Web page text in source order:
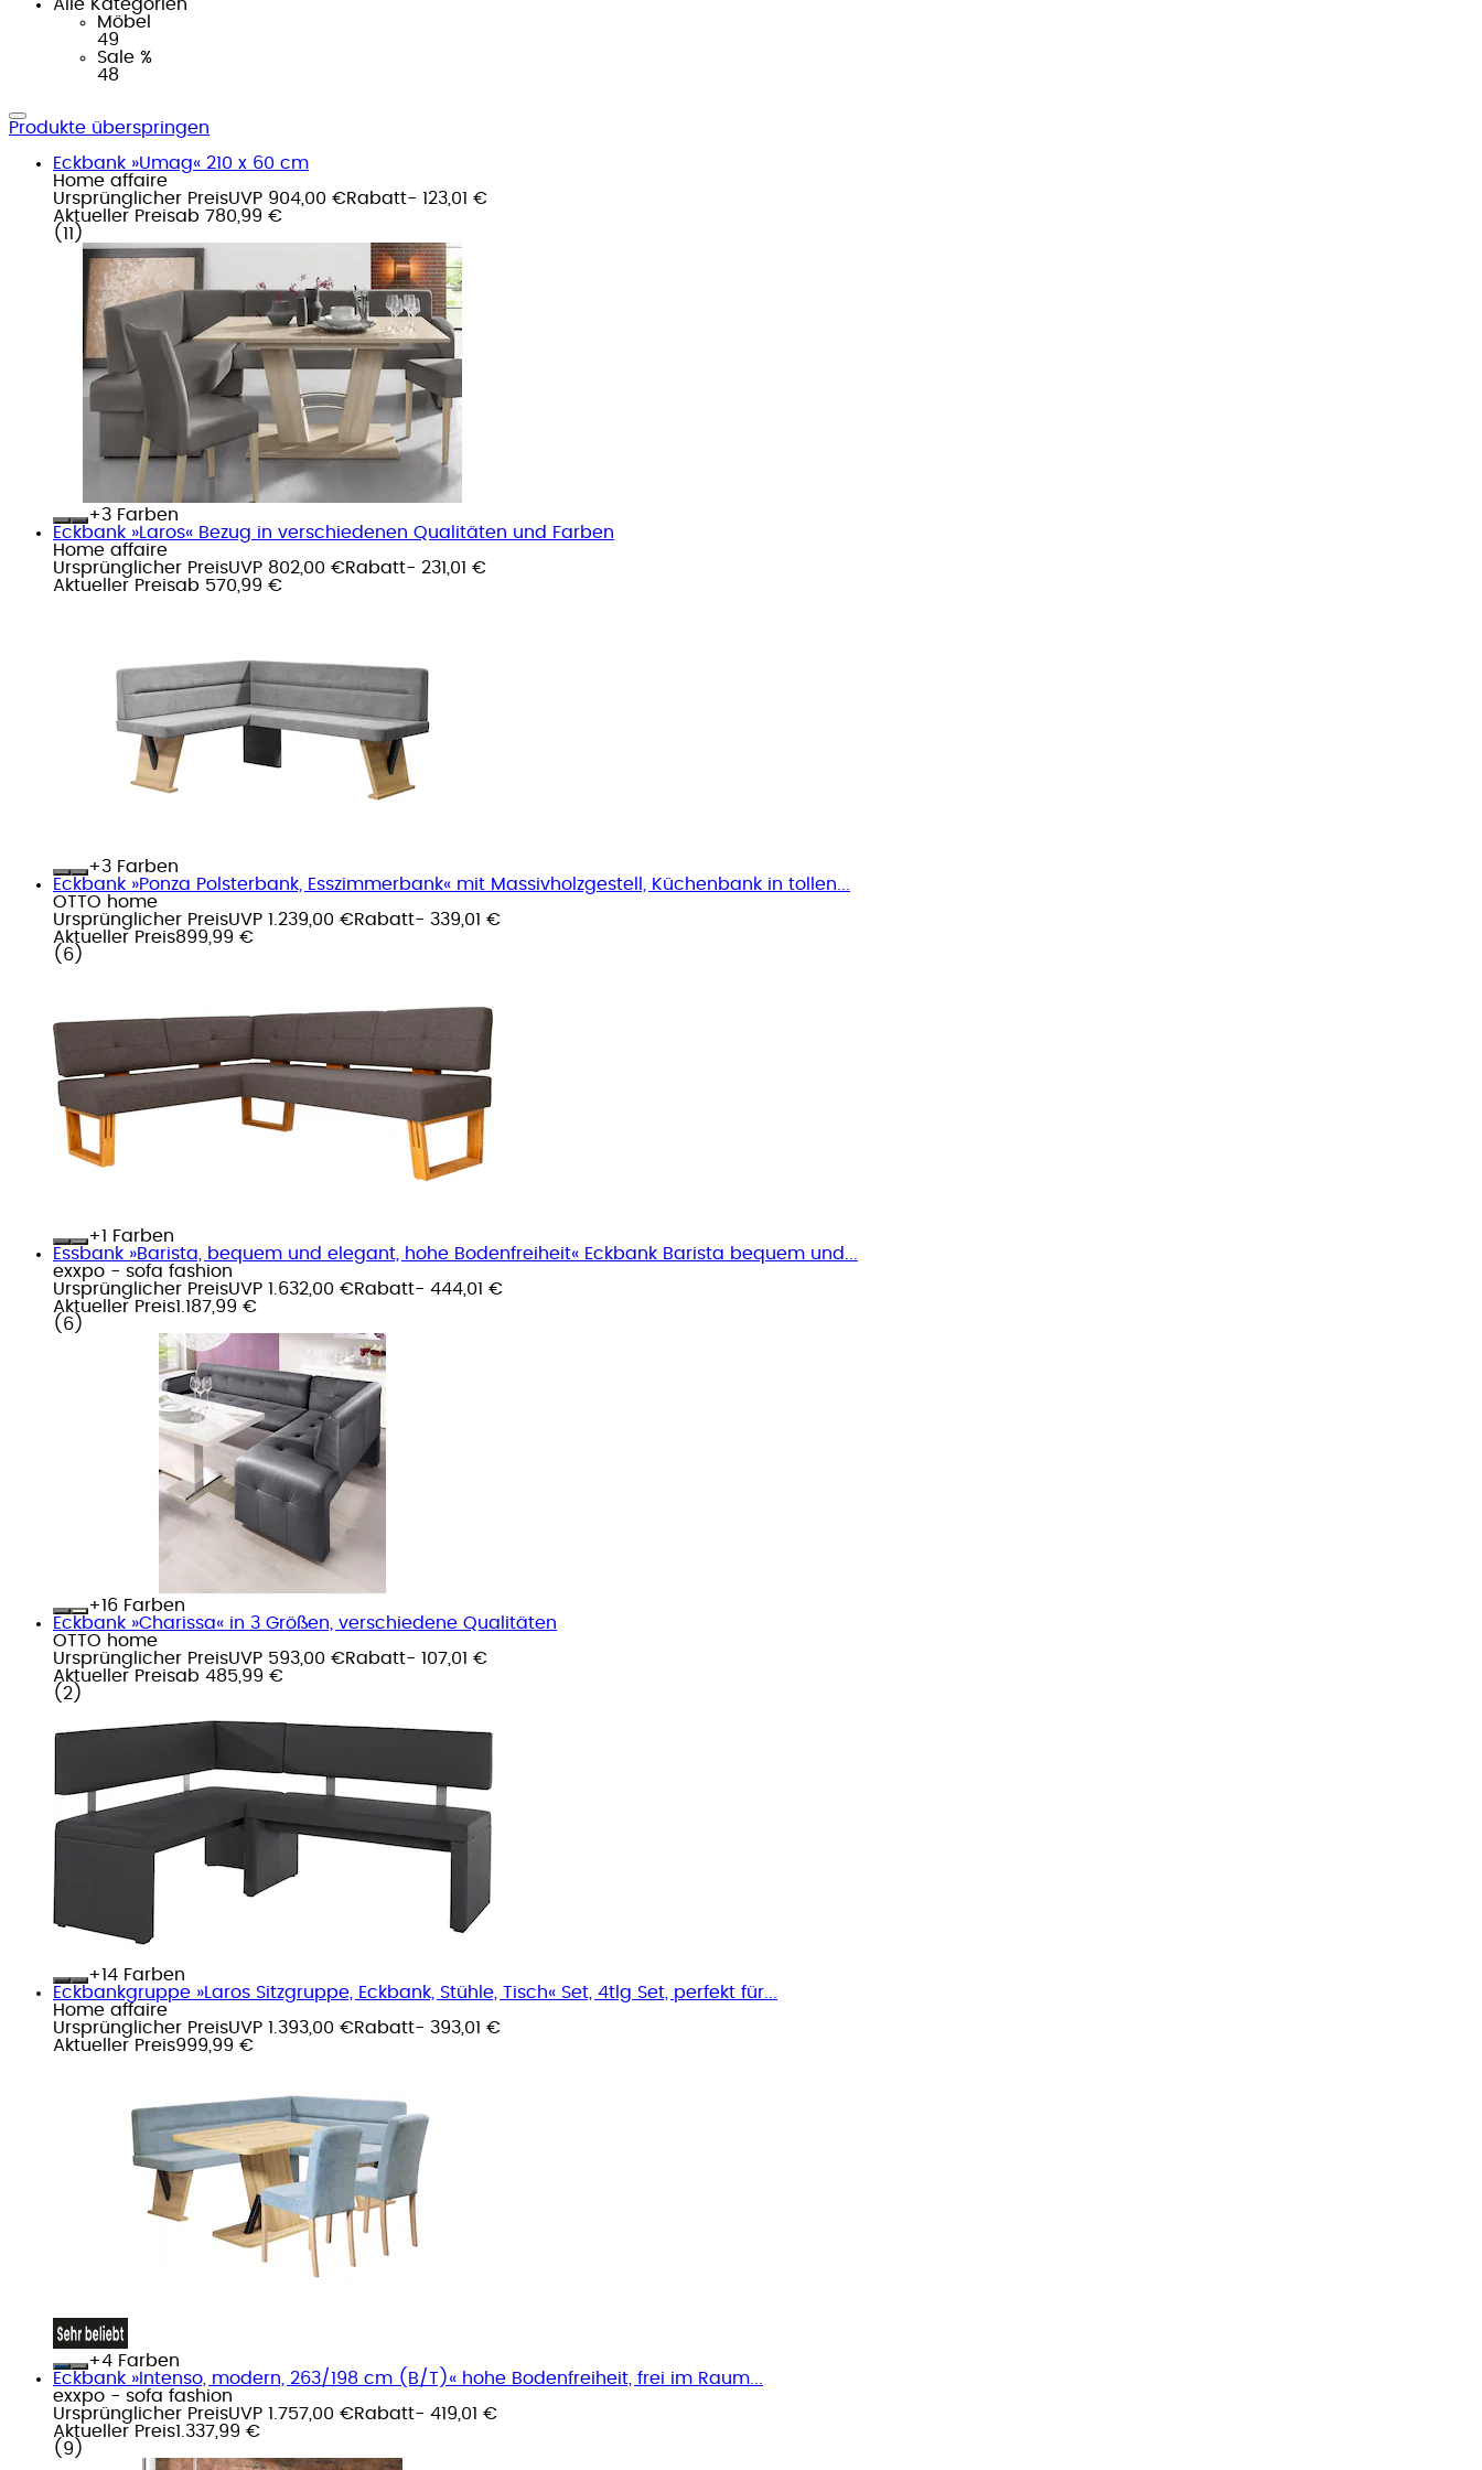
Alle Kategorien
Möbel
49
Sale %
48
Produkte überspringen
Eckbank »Umag« 210 x 60 cm
Home affaire
Ursprünglicher PreisUVP 904,00 €Rabatt- 123,01 €
Aktueller Preisab 780,99 €
( 11 )
+
Farben
Eckbank »Laros« Bezug in verschiedenen Qualitäten und Farben
Home affaire
Ursprünglicher PreisUVP 802,00 €Rabatt- 231,01 €
Aktueller Preisab 570,99 €
+
Farben
Eckbank »Ponza Polsterbank, Esszimmerbank« mit Massivholzgestell, Küchenbank in tollen...
OTTO home
Ursprünglicher PreisUVP 1.239,00 €Rabatt- 339,01 €
Aktueller Preis899,99 €
( 6 )
+
Farben
Essbank »Barista, bequem und elegant, hohe Bodenfreiheit« Eckbank Barista bequem und...
exxpo - sofa fashion
Ursprünglicher PreisUVP 1.632,00 €Rabatt- 444,01 €
Aktueller Preis1.187,99 €
( 6 )
+
Farben
Eckbank »Charissa« in 3 Größen, verschiedene Qualitäten
OTTO home
Ursprünglicher PreisUVP 593,00 €Rabatt- 107,01 €
Aktueller Preisab 485,99 €
( 2 )
+
Farben
Eckbankgruppe »Laros Sitzgruppe, Eckbank, Stühle, Tisch« Set, 4tlg Set, perfekt für...
Home affaire
Ursprünglicher PreisUVP 1.393,00 €Rabatt- 393,01 €
Aktueller Preis999,99 €
+
Farben
Eckbank »Intenso, modern, 263/198 cm (B/T)« hohe Bodenfreiheit, frei im Raum...
exxpo - sofa fashion
Ursprünglicher PreisUVP 1.757,00 €Rabatt- 419,01 €
Aktueller Preis1.337,99 €
( 9 )